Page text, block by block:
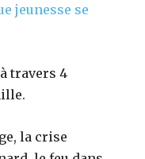
jeunesse se
travers 4
la crise